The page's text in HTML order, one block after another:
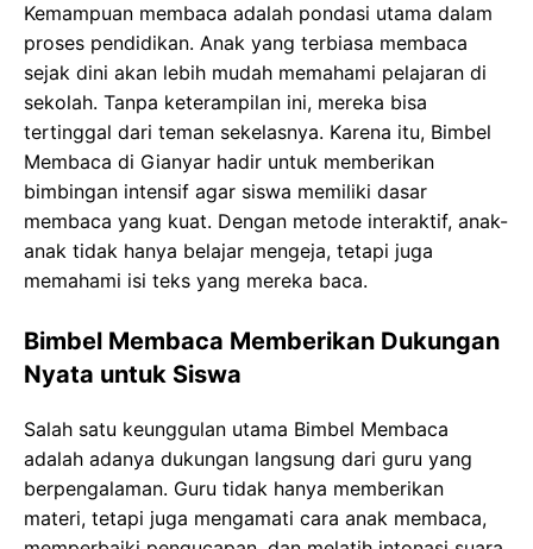
Kemampuan membaca adalah pondasi utama dalam
proses pendidikan. Anak yang terbiasa membaca
sejak dini akan lebih mudah memahami pelajaran di
sekolah. Tanpa keterampilan ini, mereka bisa
tertinggal dari teman sekelasnya. Karena itu, Bimbel
Membaca di Gianyar hadir untuk memberikan
bimbingan intensif agar siswa memiliki dasar
membaca yang kuat. Dengan metode interaktif, anak-
anak tidak hanya belajar mengeja, tetapi juga
memahami isi teks yang mereka baca.
Bimbel Membaca Memberikan Dukungan
Nyata untuk Siswa
Salah satu keunggulan utama Bimbel Membaca
adalah adanya dukungan langsung dari guru yang
berpengalaman. Guru tidak hanya memberikan
materi, tetapi juga mengamati cara anak membaca,